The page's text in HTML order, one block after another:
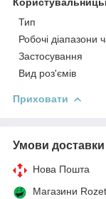
Тип
Робочі діапазони
Застосування
Вид роз'ємів
Приховати
Умови доставки
Нова Пошта
Магазини